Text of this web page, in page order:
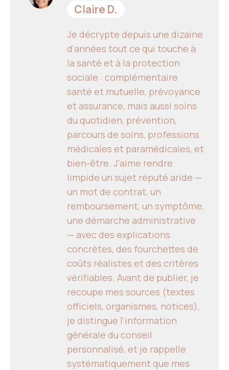
Claire D.
Je décrypte depuis une dizaine
d'années tout ce qui touche à
la santé et à la protection
sociale : complémentaire
santé et mutuelle, prévoyance
et assurance, mais aussi soins
du quotidien, prévention,
parcours de soins, professions
médicales et paramédicales, et
bien-être. J'aime rendre
limpide un sujet réputé aride —
un mot de contrat, un
remboursement, un symptôme,
une démarche administrative
— avec des explications
concrètes, des fourchettes de
coûts réalistes et des critères
vérifiables. Avant de publier, je
recoupe mes sources (textes
officiels, organismes, notices),
je distingue l'information
générale du conseil
personnalisé, et je rappelle
systématiquement que mes